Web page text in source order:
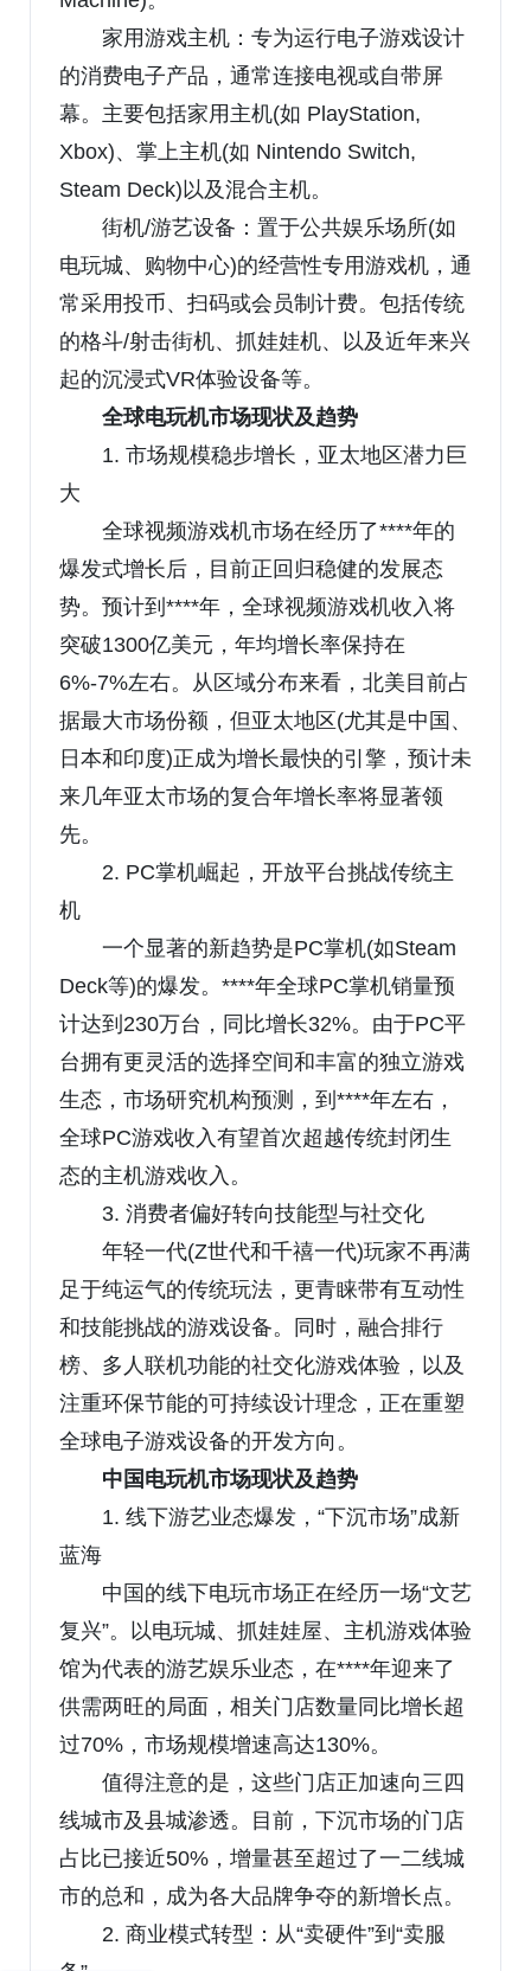
家用游戏主机：专为运行电子游戏设计
的消费电子产品，通常连接电视或自带屏
幕。主要包括家用主机(如 PlayStation,
Xbox)、掌上主机(如 Nintendo Switch,
Steam Deck)以及混合主机。
街机/游艺设备：置于公共娱乐场所(如
电玩城、购物中心)的经营性专用游戏机，通
常采用投币、扫码或会员制计费。包括传统
的格斗/射击街机、抓娃娃机、以及近年来兴
起的沉浸式VR体验设备等。
全球电玩机市场现状及趋势
1. 市场规模稳步增长，亚太地区潜力巨
大
全球视频游戏机市场在经历了****年的
爆发式增长后，目前正回归稳健的发展态
势。预计到****年，全球视频游戏机收入将
突破1300亿美元，年均增长率保持在
6%-7%左右。从区域分布来看，北美目前占
据最大市场份额，但亚太地区(尤其是中国、
日本和印度)正成为增长最快的引擎，预计未
来几年亚太市场的复合年增长率将显著领
先。
2. PC掌机崛起，开放平台挑战传统主
机
一个显著的新趋势是PC掌机(如Steam
Deck等)的爆发。****年全球PC掌机销量预
计达到230万台，同比增长32%。由于PC平
台拥有更灵活的选择空间和丰富的独立游戏
生态，市场研究机构预测，到****年左右，
全球PC游戏收入有望首次超越传统封闭生
态的主机游戏收入。
3. 消费者偏好转向技能型与社交化
年轻一代(Z世代和千禧一代)玩家不再满
足于纯运气的传统玩法，更青睐带有互动性
和技能挑战的游戏设备。同时，融合排行
榜、多人联机功能的社交化游戏体验，以及
注重环保节能的可持续设计理念，正在重塑
全球电子游戏设备的开发方向。
中国电玩机市场现状及趋势
1. 线下游艺业态爆发，“下沉市场”成新
蓝海
中国的线下电玩市场正在经历一场“文艺
复兴”。以电玩城、抓娃娃屋、主机游戏体验
馆为代表的游艺娱乐业态，在****年迎来了
供需两旺的局面，相关门店数量同比增长超
过70%，市场规模增速高达130%。
值得注意的是，这些门店正加速向三四
线城市及县城渗透。目前，下沉市场的门店
占比已接近50%，增量甚至超过了一二线城
市的总和，成为各大品牌争夺的新增长点。
2. 商业模式转型：从“卖硬件”到“卖服